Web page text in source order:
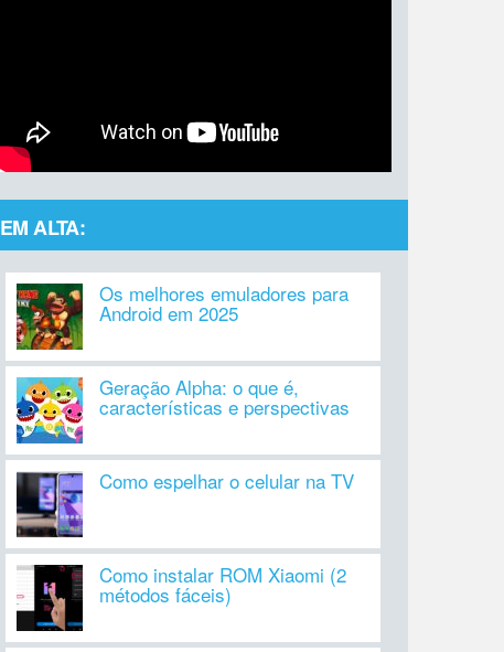
EM ALTA:
Os melhores emuladores para
Android em 2025
Geração Alpha: o que é,
características e perspectivas
Como espelhar o celular na TV
Como instalar ROM Xiaomi (2
métodos fáceis)